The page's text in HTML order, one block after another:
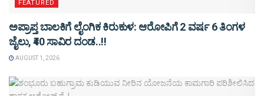
FEATURED
ಅಪ್ರಾಪ್ತ ಬಾಲಕಿಗೆ ಲೈಂಗಿಕ ಕಿರುಕುಳ: ಆರೋಪಿಗೆ 2 ವರ್ಷ 6 ತಿಂಗಳ
ಜೈಲು, ₹40 ಸಾವಿರ ದಂಡ..!!
AUGUST 1, 2026